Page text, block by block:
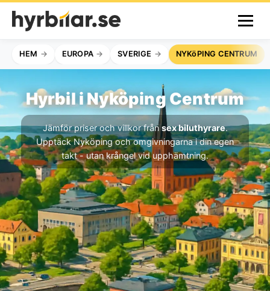
HEM EUROPA SVERIGE NYKöPING CENTRUM
Hyrbil i Nyköping Centrum
Jämför priser och villkor frånsex biluthyrare.
Upptäck Nyköping och omgivningarna i din egen
takt - utan krångel vid upphämtning.